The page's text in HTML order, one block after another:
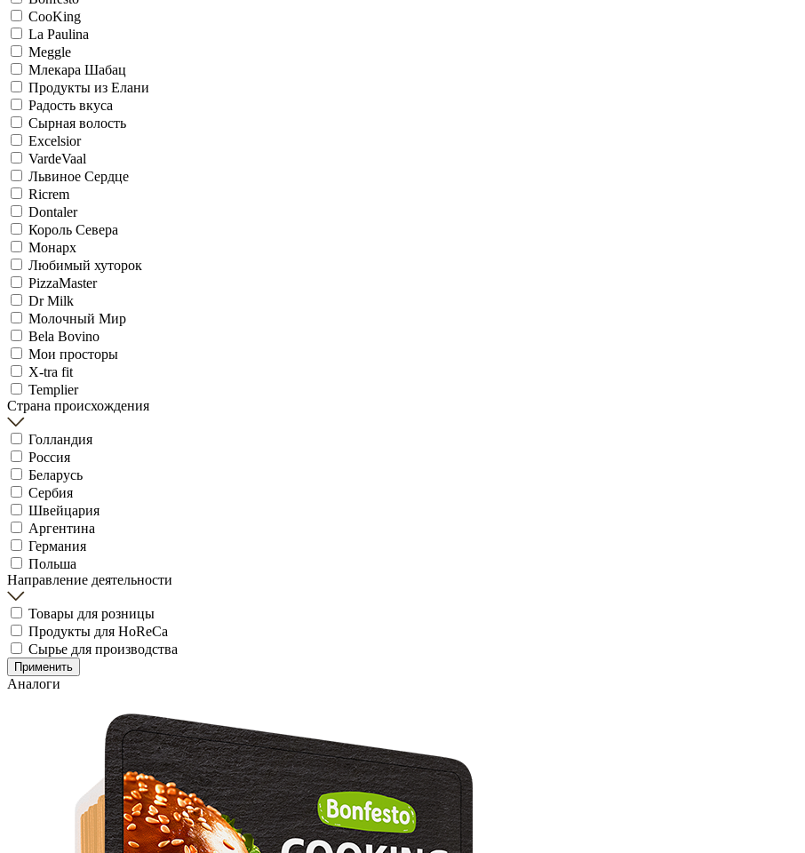
CooKing
La Paulina
Meggle
Млекара Шабац
Продукты из Елани
Радость вкуса
Сырная волость
Excelsior
VardeVaal
Львиное Сердце
Ricrem
Dontaler
Король Севера
Монарх
Любимый хуторок
PizzaMaster
Dr Milk
Молочный Мир
Bela Bovino
Мои просторы
X-tra fit
Templier
Страна происхождения
Голландия
Россия
Беларусь
Сербия
Швейцария
Аргентина
Германия
Польша
Направление деятельности
Товары для розницы
Продукты для HoReCa
Сырье для производства
Применить
Аналоги